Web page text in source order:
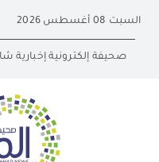
content
السبت 08 أغسطس 2026
صحيفة إلكترونية إخبارية